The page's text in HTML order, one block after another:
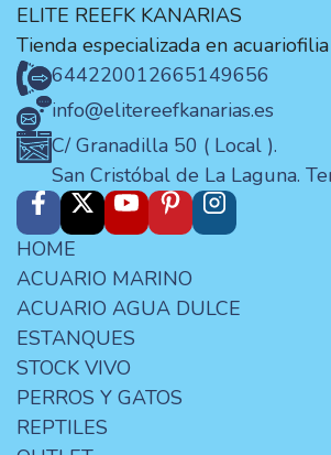
ELITE REEFK KANARIAS
Tienda especializada en
644220012665149656
info@elitereefkanarias.es
C/ Granadilla 50 ( Local ).
San Cristóbal de La Laguna.
HOME
ACUARIO MARINO
ACUARIO AGUA DULCE
ESTANQUES
STOCK VIVO
PERROS Y GATOS
REPTILES